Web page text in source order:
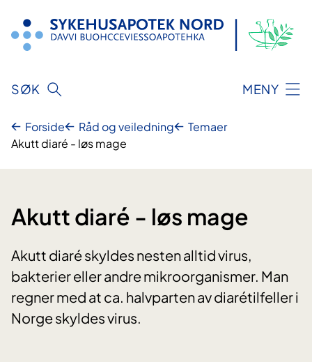
innhold
SØK MENY
Forside Råd og veiledning
Temaer
Akutt diaré - løs mage
Akutt diaré - løs mage
Akutt diaré skyldes nesten alltid virus,
bakterier eller andre mikroorganismer. Man
regner med at ca. halvparten av diarétilfeller i
Norge skyldes virus.